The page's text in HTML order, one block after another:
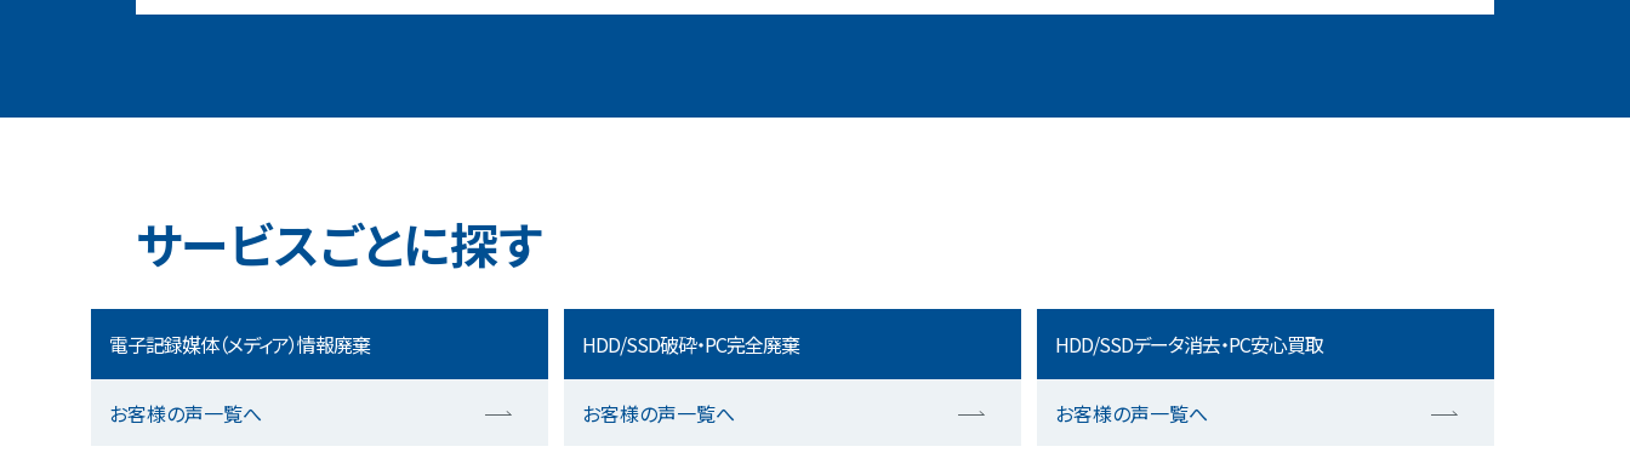
サービスごとに探す
電子記録媒体（メディア）情報廃棄
お客様の声一覧へ
HDD/SSD破砕・PC完全廃棄
お客様の声一覧へ
HDD/SSDデータ消去・PC安心買取
お客様の声一覧へ